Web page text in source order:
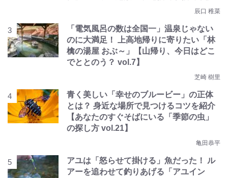
辰口 稚菜
「電気風呂の数は全国一」温泉じゃない
のに大満足！ 上高地帰りに寄りたい「林
檎の湯屋 おぶ～」【山帰り、今日はどこ
でととのう？ vol.7】
芝崎 樹里
青く美しい「幸せのブルービー」の正体
とは？ 身近な場所で見つけるコツを紹介
【あなたのすぐそばにいる「季節の虫」
の探し方 vol.21】
亀田恭平
アユは「怒らせて掛ける」魚だった！ ル
アーを追わせて釣りあげる「アユイン